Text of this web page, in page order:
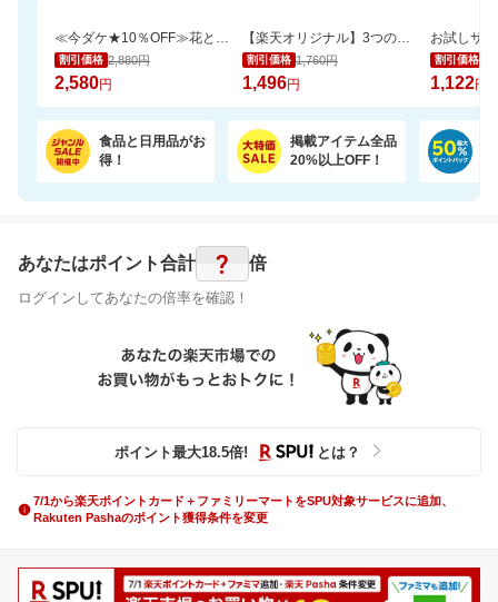
≪今ダケ★10％OFF≫花とスイーツで二度嬉しい♪可愛いシャボンブーケ＆どら焼きset
割引価格 2,880円
2,580円
【楽天オリジナル】3つのカラー選べる、立体マスク＼約3か月使える大容量／
割引価格 1,760円
1,496円
割引価格
1,122円
食品と日用品がお
得！
掲載アイテム全品
20%以上OFF！
あなたはポイント合計 ? 倍
ログインしてあなたの倍率を確認！
ポイント最大18.5倍! とは？
7/1から楽天ポイントカード＋ファミリーマートをSPU対象サービスに追加、
Rakuten Pashaのポイント獲得条件を変更